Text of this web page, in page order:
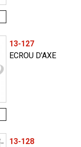
13-127
ECROU D'AXE
13-128